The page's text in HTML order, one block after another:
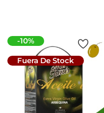
-10%
Fuera De Stock